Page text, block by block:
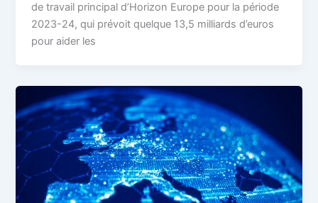
de travail principal d’Horizon Europe pour la période
2023-24, qui prévoit quelque 13,5 milliards d’euros
pour aider les